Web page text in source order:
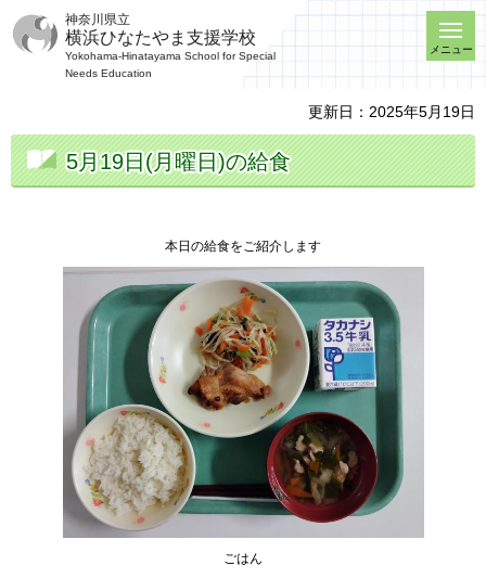
神奈川県立
横浜ひなたやま支援学校
Yokohama-Hinatayama School for Special
Needs Education
メニュー
更新日：2025年5月19日
5月19日(月曜日)の給食
本日の給食をご紹介します
ごはん